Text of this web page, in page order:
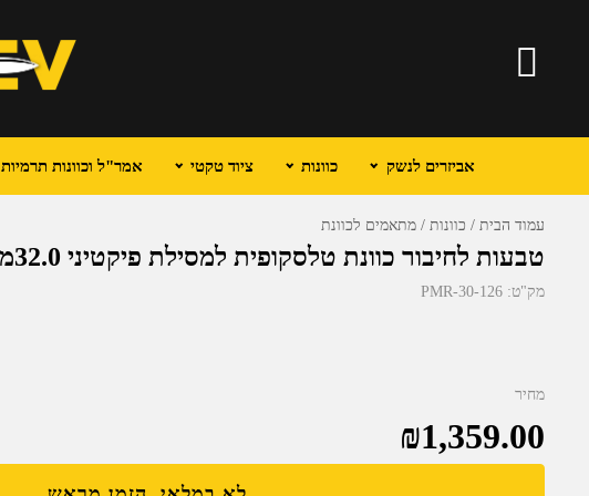
אביזרים לנשק כוונות ציוד טקטי אמר"ל וכוונות תרמיות
עמוד הבית כוונות מתאמים לכוונת
טבעות לחיבור כוונת טלסקופית למסילת פיקטיני 32.0מ"מ
מק"ט: PMR-30-126
מחיר
₪1,359.00